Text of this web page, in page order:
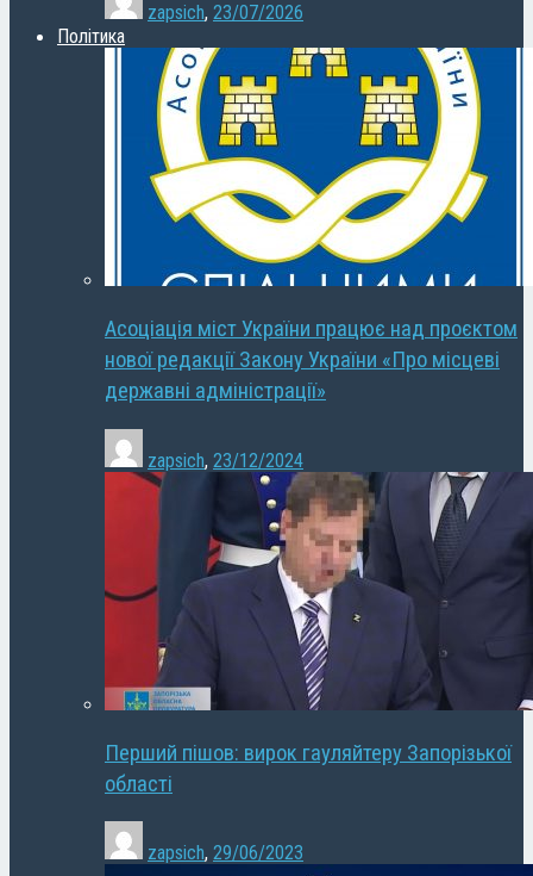
zapsich, 23/07/2026
Політика
Асоціація міст України працює над проєктом
нової редакції Закону України «Про місцеві
державні адміністрації»
zapsich, 23/12/2024
Перший пішов: вирок гауляйтеру Запорізької
області
zapsich, 29/06/2023